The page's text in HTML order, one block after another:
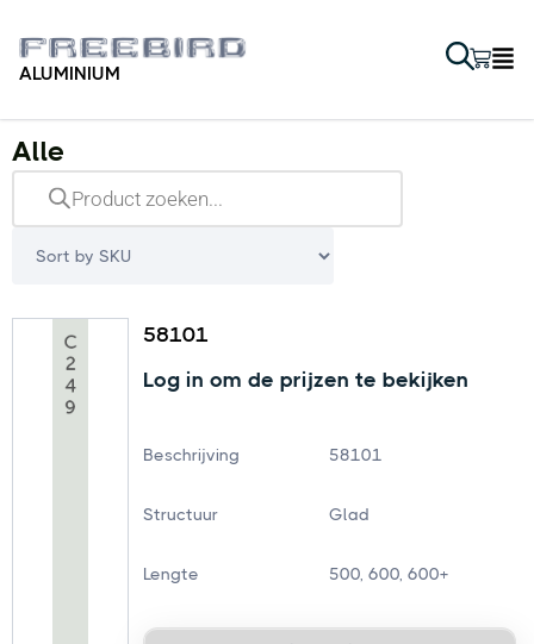
ALUMINIUM
Alle
58101
Log in om de prijzen te bekijken
Beschrijving 58101
Structuur Glad
Lengte 500, 600, 600+